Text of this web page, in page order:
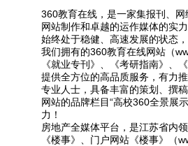
360教育在线，是一家集报刊、
网站制作和卓越的运作媒体的实
始终处于稳健、高速发展的状态
我们拥有的360教育在线网站（
《就业专刊》、《考研指南》、
提供全方位的高品质服务，有力
专业人士，具备丰富的策划、撰
网站的品牌栏目“高校360全景展
力！
房地产全媒体平台，是江苏省内
《楼事》、门户网站《楼事》（